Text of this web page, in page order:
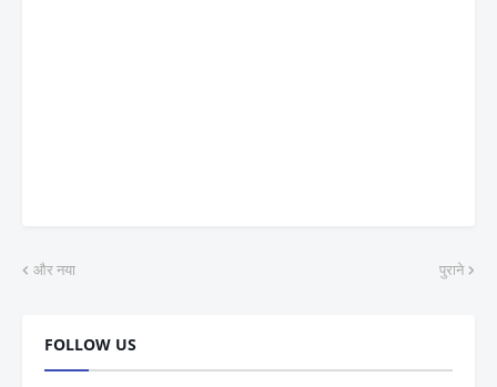
और नया पुराने
FOLLOW US